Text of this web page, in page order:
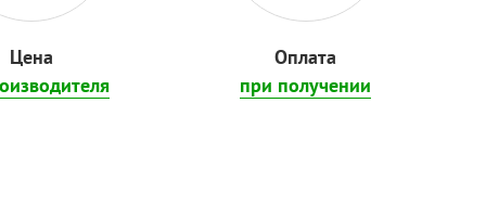
Цена
Оплата
при получении